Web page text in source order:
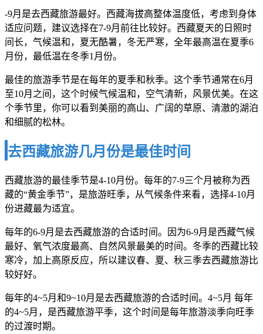
-9月是去西藏旅游最好。西藏海拔高整体温度低，考虑到身体
适应问题，建议选择在7-9月前往比较好。西藏夏天的日照时
间长，气候温和，夏无酷暑，冬无严寒，全年最高温在夏季6
月份，最低温在冬季1月份。
最佳的旅游季节是在每年的夏季和秋季。这个季节通常在6月
至10月之间，这个时候气候温和，空气清新，风景优美。在这
个季节里，你可以看到美丽的高山、广阔的草原、清澈的湖泊
和细腻的松林。
去西藏旅游几月份是最佳时间
西藏旅游的最佳季节是4-10月份。每年的7-9三个月被称为西
藏的“黄金季节”，是旅游旺季，从气候条件来看，选择4-10月
份进藏最为适宜。
每年的6-9月是去西藏旅游的合适时间。因为6-9月是西藏气候
最好、氧气浓度最高、自然风景最美的时间。冬季的西藏比较
寒冷，加上高原反应，所以建议春、夏、秋三季去西藏旅游比
较好好。
每年的4~5月和9~10月是去西藏旅游的合适时间。4~5月 每年
的4~5月，是西藏旅游平季，这个时间是每年旅游淡季向旺季
的过渡时期。